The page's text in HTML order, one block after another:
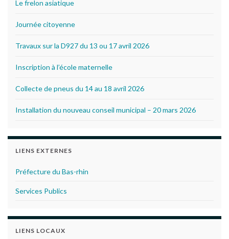
Le frelon asiatique
Journée citoyenne
Travaux sur la D927 du 13 ou 17 avril 2026
Inscription à l’école maternelle
Collecte de pneus du 14 au 18 avril 2026
Installation du nouveau conseil municipal – 20 mars 2026
LIENS EXTERNES
Préfecture du Bas-rhin
Services Publics
LIENS LOCAUX